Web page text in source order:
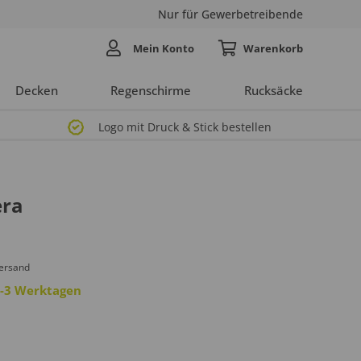
Nur für Gewerbetreibende
Decken Regenschirme Rucksäcke
Mein Konto
Logo mit Druck & Stick bestellen
Werktagen